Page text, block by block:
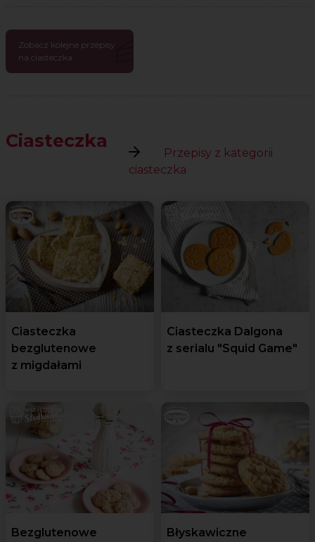
Zobacz kolejne przepisy
na ciasteczka
Ciasteczka
Przepisy z kategorii
ciasteczka
Ciasteczka
bezglutenowe
z migdałami
Ciasteczka Dalgona
z serialu "Squid Game"
Bezglutenowe
Błyskawiczne